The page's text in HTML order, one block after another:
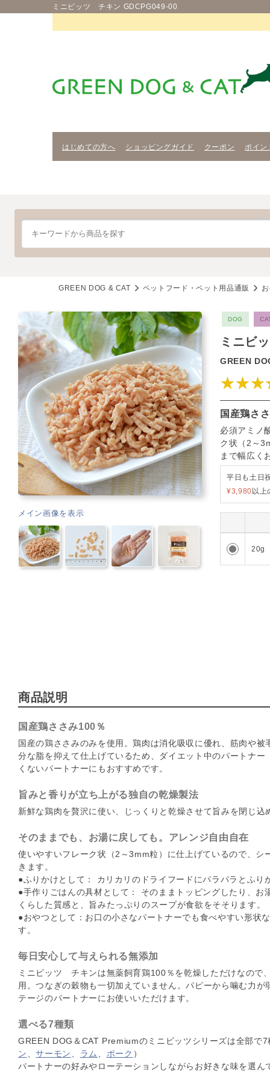
ミニビッツ チキン GDCPG049-00
はじめての方へ ショッピングガイド クーポン ポイン
GREEN DOG & CAT ペットフード・ペット用品通販
メイン画像を表示
DOG
ミニビ
GREEN
国産鶏さ
必須アミノ
ク状（2～
まで幅広く
平日も土日
¥3,980 以上
20g
商品説明
国産鶏ささみ100％
国産の鶏ささみのみを使用。鶏肉は消化吸収に優れ、筋肉や
分な脂を抑えて仕上げているため、ダイエット中のパートナ
くないパートナーにもおすすめです。
旨みと香りが立ち上がる独自の乾燥製法
新鮮な鶏肉を贅沢に使い、じっくりと乾燥させて旨みを閉じ込
そのままでも、お湯に戻しても。アレンジ自由自在
使いやすいフレーク状（2～3mm粒）に仕上げているので、
きます。
●ふりかけとして： カリカリのドライフードにパラパラとふり
●手作りごはんの具材として： そのままトッピングしたり、お
くらした質感と、旨みたっぷりのスープが食欲をそそります。
●おやつとして：お口の小さなパートナーでも食べやすい形状
す。
毎日安心して与えられる無添加
ミニビッツ チキンは無薬飼育鶏100％を乾燥しただけなので
用。つなぎの穀物も一切加えていません。パピーから噛む力
テージのパートナーにお使いいただけます。
選べる7種類
GREEN DOG＆CAT Premiumのミニビッツシリーズは全部で7
ン
、サーモン ラム ポーク ）
パートナーの好みやローテーションしながらお好きな味を選ん